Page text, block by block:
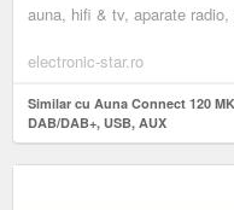
auna, hifi & tv, aparate
electronic-star.ro
Similar cu Auna Connect 120
DAB/DAB+, USB, AUX